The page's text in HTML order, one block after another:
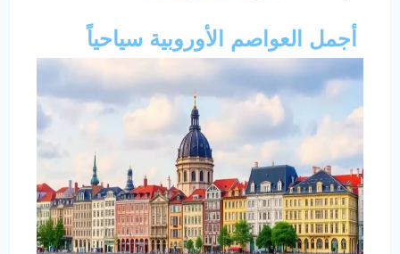
أجمل العواصم الأوروبية سياحياً